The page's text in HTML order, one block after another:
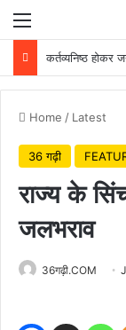
Menu
Home / Latest
36 गढ़ी
राज्य के
जलभराव
36गढ़ी.COM